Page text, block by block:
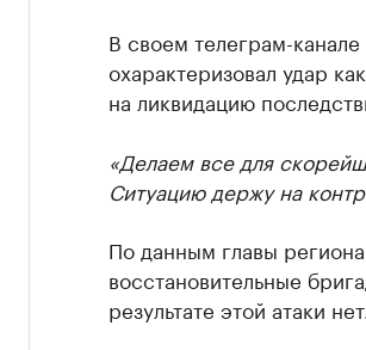
В своем телеграм-
охарактеризовал удар
на ликвидацию
«Делаем все для
Ситуацию держу на
По данным главы
восстановительные
результате этой атаки нет.